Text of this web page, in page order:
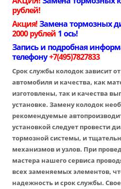
рублей!
Акция!Замена тормозных
2000 рублей 1 ось!
Запись и подробная
телефону+7(495)7827833
Срок службы колодок зависит
автомобиля и качества, как
изготовлены, так и качества
установке. Замену колодок
рекомендуемые
установкой следует провести
тормозной системы, и
механизмов и узлов. При
мастера нашего сервиса
всех заменяемых элементов,
надежность и срок службы.